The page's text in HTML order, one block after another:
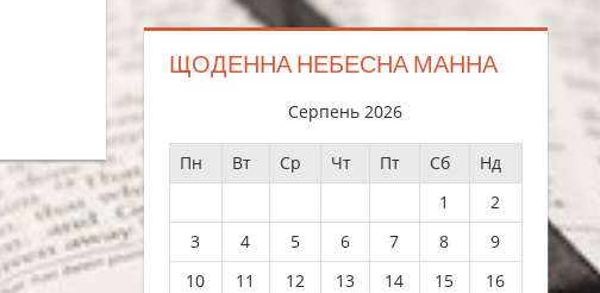
ЩОДЕННА НЕБЕСНА МАННА
Серпень 2026
Пн Вт Ср Чт Пт Сб
Нд
1
2
3
4 5 6 7 8
9
10
11 12 13 14 15
16